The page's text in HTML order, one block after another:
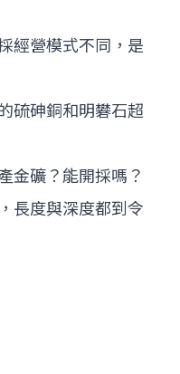
經營模式不同，是
硫砷銅和明礬石超
金礦？能開採嗎？
長度與深度都到令